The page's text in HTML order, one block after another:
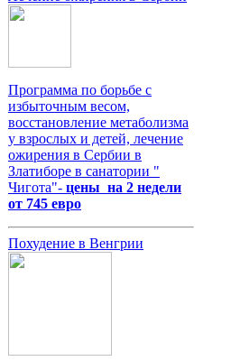
Программа по борьбе с
избыточным весом,
восстановление метаболизма
у взрослых и детей, лечение
ожирения в Сербии в
Златиборе в санатории "
Чигота"- цены на 2 недели
от 745 евро
Похудение в Венгрии